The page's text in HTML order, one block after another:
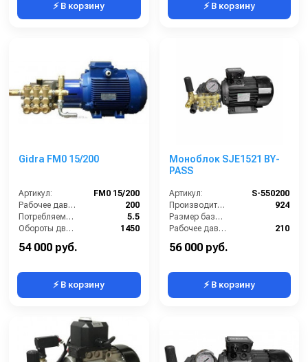
⚡ В корзину ⚡ В корзину
Gidra FM0 15/200
Артикул:
FM0 15/200
Рабочее давление (бар):
200
Потребляемая мощность (кВт):
5.5
Обороты двигателя (об/мин):
1450
54 000 руб.
⚡ В корзину
Моноблок SJE1521 BY-
PASS
Артикул:
S-550200
Производительность (л/ч):
924
Размер базовой станции (ДхШхВ):
Рабочее давление (бар):
210
56 000 руб.
⚡ В корзину